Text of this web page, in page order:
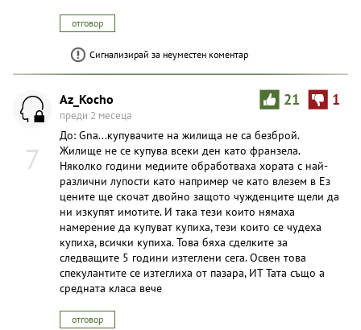
отговор
Сигнализирай за неуместен коментар
7
21 1
Az_Kocho
преди 2 месеца
До: Gna...купувачите на жилища не са безброй.
Жилище не се купува всеки ден като франзела.
Няколко години медиите обработваха хората с най-
различни лупости като например че като влезем в Ез
цените ще скочат двойно защото чужденците щели да
ни изкупят имотите. И така тези които нямаха
намерение да купуват купиха, тези които се чудеха
купиха, всички купиха. Това бяха сделките за
следващите 5 години изтеглени сега. Освен това
спекулантите се изтеглиха от пазара, ИТ Тата също а
средната класа вече
отговор